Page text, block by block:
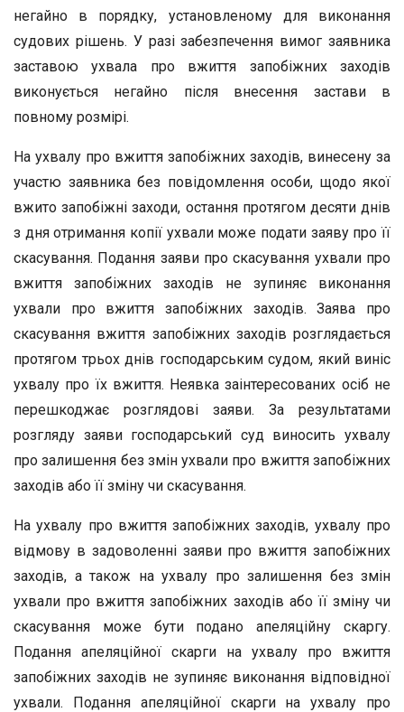
негайно в порядку, установленому для виконання
судових рішень. У разі забезпечення вимог заявника
заставою ухвала про вжиття запобіжних заходів
виконується негайно після внесення застави в
повному розмірі.
На ухвалу про вжиття запобіжних заходів, винесену за
участю заявника без повідомлення особи, щодо якої
вжито запобіжні заходи, остання протягом десяти днів
з дня отримання копії ухвали може подати заяву про її
скасування. Подання заяви про скасування ухвали про
вжиття запобіжних заходів не зупиняє виконання
ухвали про вжиття запобіжних заходів. Заява про
скасування вжиття запобіжних заходів розглядається
протягом трьох днів господарським судом, який виніс
ухвалу про їх вжиття. Неявка заінтересованих осіб не
перешкоджає розглядові заяви. За результатами
розгляду заяви господарський суд виносить ухвалу
про залишення без змін ухвали про вжиття запобіжних
заходів або її зміну чи скасування.
На ухвалу про вжиття запобіжних заходів, ухвалу про
відмову в задоволенні заяви про вжиття запобіжних
заходів, а також на ухвалу про залишення без змін
ухвали про вжиття запобіжних заходів або її зміну чи
скасування може бути подано апеляційну скаргу.
Подання апеляційної скарги на ухвалу про вжиття
запобіжних заходів не зупиняє виконання відповідної
ухвали. Подання апеляційної скарги на ухвалу про